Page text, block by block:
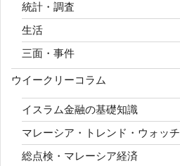
統計・調査
生活
三面・事件
ウイークリーコラム
イスラム金融の基礎知識
マレーシア・トレンド・ウォッチ
総点検・マレーシア経済